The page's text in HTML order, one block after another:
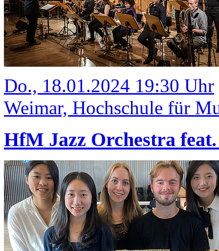
Do., 18.01.2024 19:30 Uhr
Weimar, Hochschule für
HfM Jazz Orchestra